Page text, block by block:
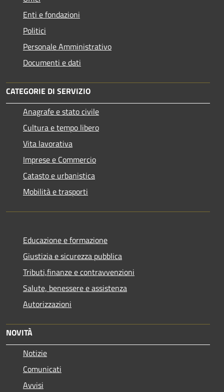
Enti e fondazioni
Politici
Personale Amministrativo
Documenti e dati
CATEGORIE DI SERVIZIO
Anagrafe e stato civile
Cultura e tempo libero
Vita lavorativa
Imprese e Commercio
Catasto e urbanistica
Mobilità e trasporti
Educazione e formazione
Giustizia e sicurezza pubblica
Tributi,finanze e contravvenzioni
Salute, benessere e assistenza
Autorizzazioni
NOVITÀ
Notizie
Comunicati
Avvisi